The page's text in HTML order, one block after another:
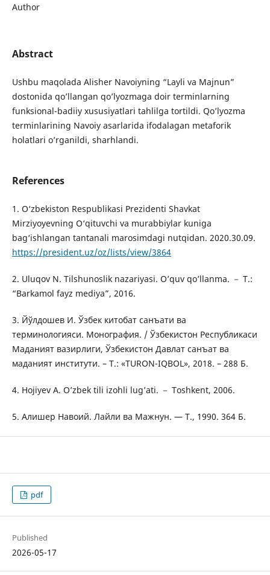
Author
Abstract
Ushbu maqolada Alisher Navoiyning “Layli va Majnun”
dostonida qo’llangan qo’lyozmaga doir terminlarning
funksional-badiiy xususiyatlari tahlilga tortildi. Qo’lyozma
terminlarining Navoiy asarlarida ifodalagan metaforik
holatlari o’rganildi, sharhlandi.
References
1. O‘zbekiston Respublikasi Prezidenti Shavkat
Mirziyoyevning O‘qituvchi va murabbiylar kuniga
bag‘ishlangan tantanali marosimdagi nutqidan. 2020.30.09.
https://president.uz/oz/lists/view/3864
2. Uluqov N. Tilshunoslik nazariyasi. O’quv qo’llanma. － T.:
“Barkamol fayz mediya”, 2016.
3. Йўлдошев И. Ўзбек китобат санъати ва
терминологияси. Монография. / Ўзбекистон Республикаси
Маданият вазирлиги, Ўзбекистон Давлат санъат ва
маданият институти. – Т.: «TURON-IQBOL», 2018. – 288 Б.
4. Hojiyev A. O’zbek tili izohli lug’ati. － Toshkent, 2006.
5. Алишер Навоий. Лайли ва Мажнун. — Т., 1990. 364 Б.
pdf
Published
2026-05-17